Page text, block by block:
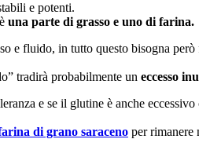
e potenti.
una parte di grasso e uno di farina.
e fluido, in tutto questo bisogna però
tradirà probabilmente un eccesso
e se il glutine è anche
di grano saraceno per rimanere